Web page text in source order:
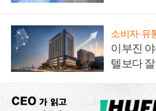
소비자·유
이부진
텔보다 잘